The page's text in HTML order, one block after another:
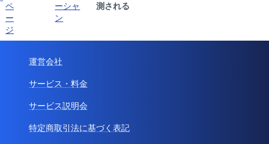
ペ
ー
ジ
ーシャ
ン
測される
運営会社
サービス・料金
サービス説明会
特定商取引法に基づく表記